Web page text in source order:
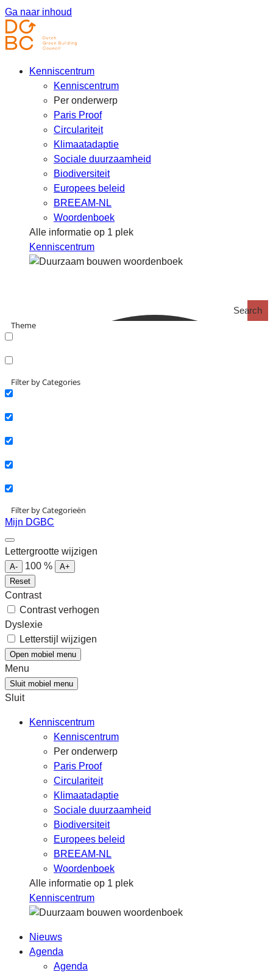
Ga naar inhoud
Kenniscentrum
Kenniscentrum
Per onderwerp
Paris Proof
Circulariteit
Klimaatadaptie
Sociale duurzaamheid
Biodiversiteit
Europees beleid
BREEAM-NL
Woordenboek
Alle informatie op 1 plek
Kenniscentrum
Search
Theme
Filter by Categories
Filter by Categorieën
Mijn DGBC
Lettergrootte wijzigen
A- 100 %
A+
Reset
Contrast
Contrast verhogen
Dyslexie
Letterstijl wijzigen
Open mobiel menu
Menu
Sluit mobiel menu
Sluit
Kenniscentrum
Kenniscentrum
Per onderwerp
Paris Proof
Circulariteit
Klimaatadaptie
Sociale duurzaamheid
Biodiversiteit
Europees beleid
BREEAM-NL
Woordenboek
Alle informatie op 1 plek
Kenniscentrum
Nieuws
Agenda
Agenda